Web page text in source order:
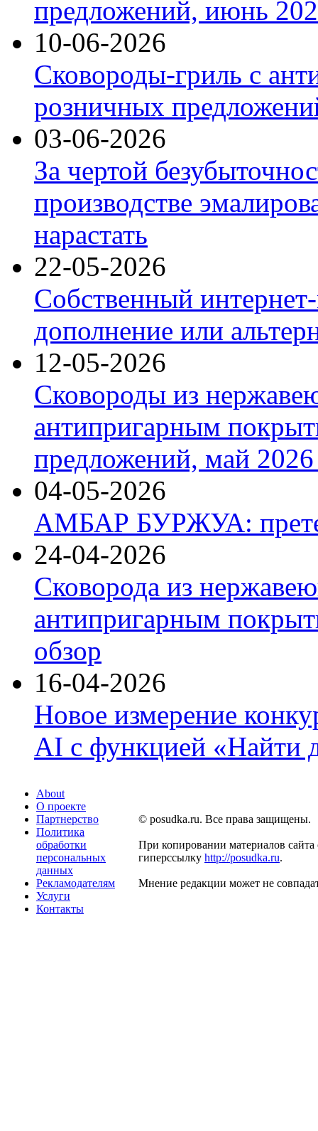
предложений, июнь
10-06-2026
Сковороды-гриль с
розничных
03-06-2026
За чертой
производстве
нарастать
22-05-2026
Собственный
дополнение или
12-05-2026
Сковороды из
антипригарным
предложений, май 2026
04-05-2026
АМБАР БУРЖУА:
24-04-2026
Сковорода из
антипригарным
обзор
16-04-2026
Новое измерение
AI с функцией «Найти
About
О проекте
Партнерство
Политика
обработки
персональных
данных
Рекламодателям
Услуги
Контакты
© posudka.ru. Все права защищены.
При копировании материалов сайта
гиперссылку http://posudka.ru.
Мнение редакции может не